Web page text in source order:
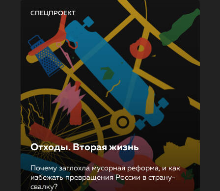
СПЕЦПРОЕКТ
Отходы. Вторая жизнь
Почему заглохла мусорная реформа, и как
избежать превращения России в страну-
свалку?